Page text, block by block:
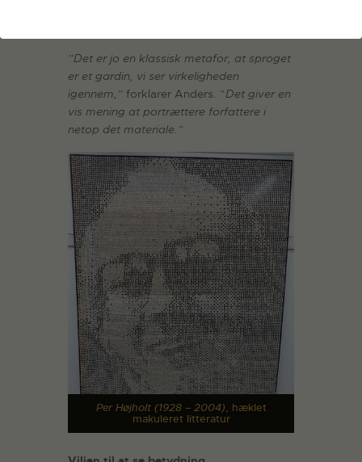
”Det er jo en klassisk metafor, at sproget
er et gardin, vi ser virkeligheden
igennem,” forklarer Anders. ”Det giver en
vis mening at portrættere forfattere i
netop det materiale.”
Per Højholt (1928 – 2004), hæklet
makuleret litteratur